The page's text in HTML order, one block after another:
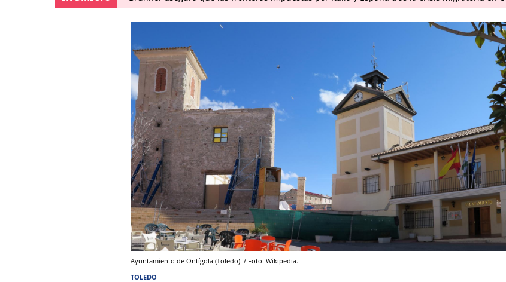
Ayuntamiento de Ontígola (Toledo). / Foto: Wikipedia.
TOLEDO